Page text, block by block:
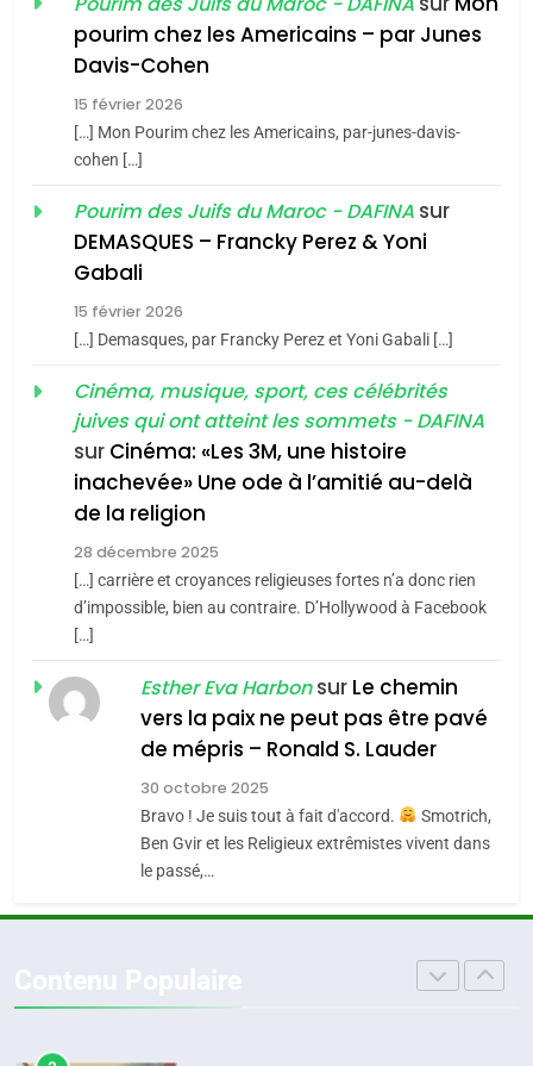
Oeil ravageur – Vanessa
De Loya Stauber
«Tu dis génocide, je dis
guerre»: La nouvelle
Tout sur la Nostalgie
SOUVENIRS
l’alliance pourrait
s’étendre à 13 pays
d’Amérique latine
ISRAÉL JUDAISME
2025, l’année la plus
meurtrière selon le
rapport d’ADL contre
l’antisémitisme
FRANCE ISRAÉL
FIÈRE, DIGNE ET RÉSILIENTE :
POURQUOI JE REVENDIQUE
CE QUI NOUS MANQUE –
pourim chez les Americains – par Junes
Davis-Cohen
15 février 2026
[…] Mon Pourim chez les Americains, par-junes-davis-
cohen […]
Pourim des Juifs du Maroc - DAFINA sur
DEMASQUES – Francky Perez & Yoni
Gabali
15 février 2026
[…] Demasques, par Francky Perez et Yoni Gabali […]
Cinéma, musique, sport, ces célébrités
juives qui ont atteint les sommets - DAFINA
sur Cinéma: «Les 3M, une histoire
inachevée» Une ode à l’amitié au-delà
de la religion
28 décembre 2025
[…] carrière et croyances religieuses fortes n’a donc rien
d’impossible, bien au contraire. D’Hollywood à Facebook
[…]
Esther Eva Harbonsur Le chemin
vers la paix ne peut pas être pavé
de mépris – Ronald S. Lauder
30 octobre 2025
Bravo ! Je suis tout à fait d'accord.
Smotrich,
Ben Gvir et les Religieux extrêmistes vivent dans
le passé,…
2025, l’année la plus
d’ADL contre
l’antisémitisme
FRANCE ISRAÉL
POURQUOI JE REVENDIQUE
Zrihen-Dvir
CE QUI NOUS MANQUE –
Jacques Hadida
JUDAISME
Maroc : Les amandes de
Azilal consacrés produits
du terroir
DAFINA MAROC
Oeil ravageur – Vanessa De
Loya Stauber
CINEMA ISRAÉL
«Tu dis génocide, je dis
guerre»: La nouvelle
chanson de Boy George
3